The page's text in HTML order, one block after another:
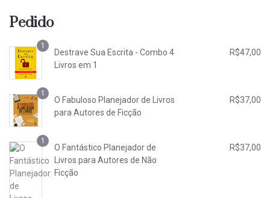
Pedido
1
Destrave Sua Escrita - Combo 4
Livros em 1
R$47,00
1
O Fabuloso Planejador de Livros
para Autores de Ficção
R$37,00
1
O Fantástico Planejador de
Livros para Autores de Não
Ficção
R$37,00